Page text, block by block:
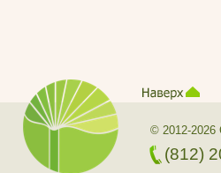
© 2012-2026
(812)